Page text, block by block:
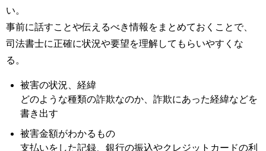
い。
事前に話すことや伝えるべき情報をまとめておくことで、
司法書士に正確に状況や要望を理解してもらいやすくな
る。
被害の状況、経緯
どのような種類の詐欺なのか、詐欺にあった経緯などを
書き出す
被害金額がわかるもの
支払いをした記録、銀行の振込やクレジットカードの利